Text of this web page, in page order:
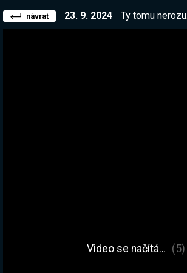
návrat 23. 9. 2024 Ty tomu nerozumíš, tohle je finanční investice, ne gambling | !subgoal
Video se načítá… (5)